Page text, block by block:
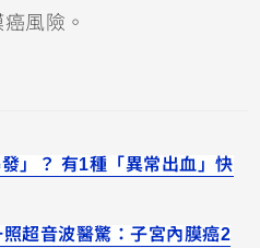
風險。
」？ 有1種「異常出血」快
超音波醫驚：子宮內膜癌2